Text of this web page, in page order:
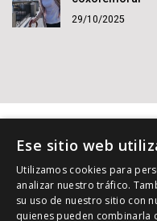
29/10/2025
© 2015 - 2026 Dr. Jordi
Ese sitio web
Utilizamos cookies para
analizar nuestro tráfico.
su uso de nuestro sitio con
quienes pueden combinarla